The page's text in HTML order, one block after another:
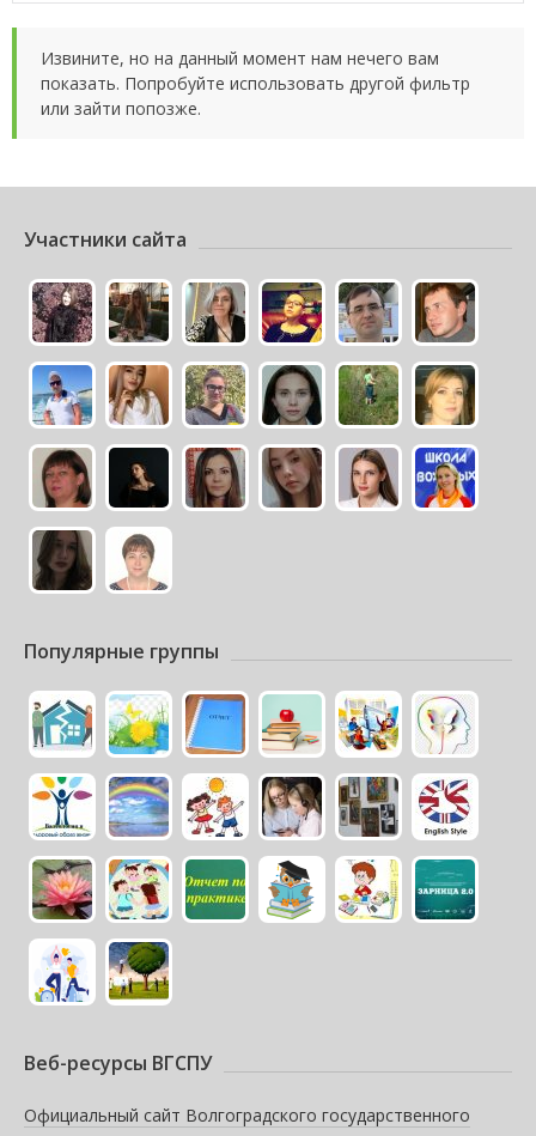
Извините, но на данный момент нам нечего вам
показать. Попробуйте использовать другой фильтр
или зайти попозже.
Участники сайта
Популярные группы
Веб-ресурсы ВГСПУ
Официальный сайт Волгоградского государственного